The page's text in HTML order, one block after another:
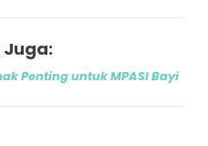
Juga:
Penting untuk MPASI Bayi